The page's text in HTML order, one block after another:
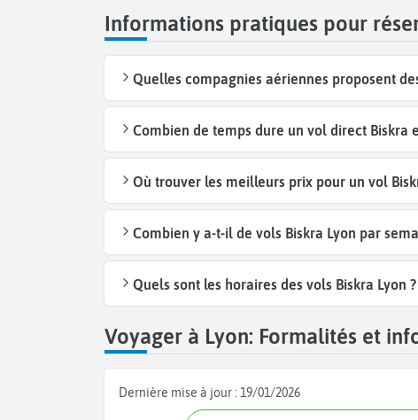
Informations pratiques pour
Quelles compagnies aériennes proposent
Combien de temps dure un vol direct Biskra
Où trouver les meilleurs prix pour un vol
Combien y a-t-il de vols Biskra Lyon par
Quels sont les horaires des vols Biskra Lyon ?
Voyager à Lyon: Formalités et
Dernière mise à jour : 19/01/2026